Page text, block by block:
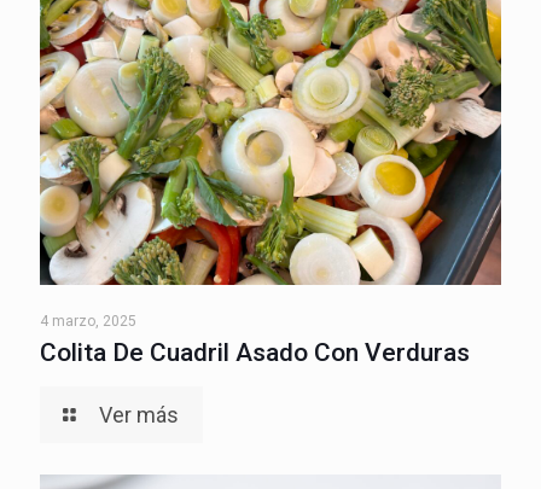
4 marzo, 2025
Colita De Cuadril Asado Con Verduras
Ver más